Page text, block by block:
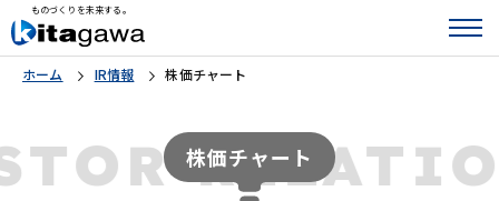
ものづくりを未来する。
ホーム IR情報 株価チャート
株価チャート